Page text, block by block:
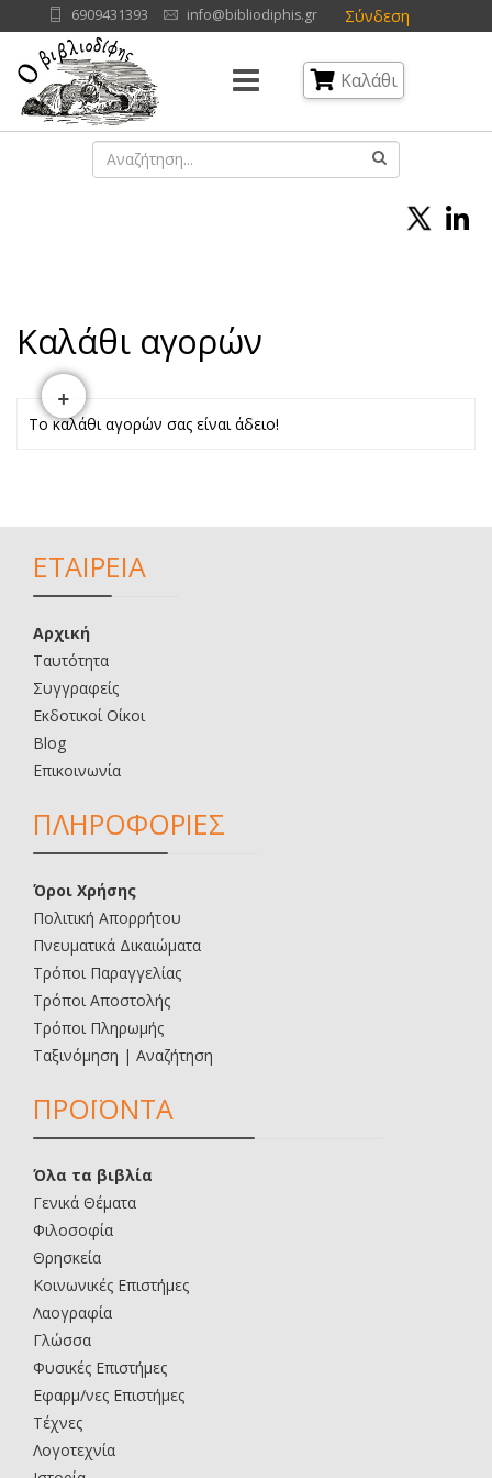
Σύνδεση
6909431393 info@bibliodiphis.gr
Καλάθι
Καλάθι αγορών
Το καλάθι αγορών σας είναι άδειο!
ΕΤΑΙΡΕΙΑ
Αρχική
Ταυτότητα
Συγγραφείς
Εκδοτικοί Οίκοι
Blog
Επικοινωνία
ΠΛΗΡΟΦΟΡΙΕΣ
Όροι Χρήσης
Πολιτική Απορρήτου
Πνευματικά Δικαιώματα
Τρόποι Παραγγελίας
Τρόποι Αποστολής
Τρόποι Πληρωμής
Ταξινόμηση | Αναζήτηση
ΠΡΟΪΟΝΤΑ
Όλα τα βιβλία
Γενικά Θέματα
Φιλοσοφία
Θρησκεία
Κοινωνικές Επιστήμες
Λαογραφία
Γλώσσα
Φυσικές Επιστήμες
Εφαρμ/νες Επιστήμες
Τέχνες
Λογοτεχνία
+